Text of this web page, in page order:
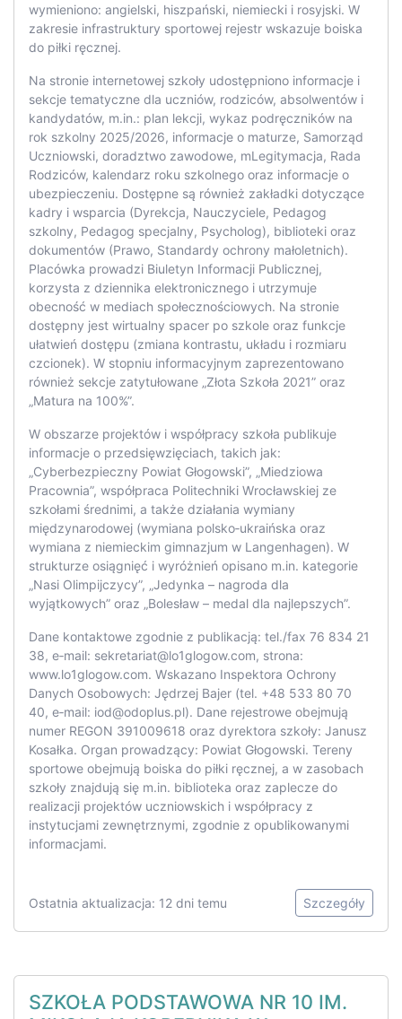
wymieniono: angielski, hiszpański, niemiecki i rosyjski. W
zakresie infrastruktury sportowej rejestr wskazuje boiska
do piłki ręcznej.
Na stronie internetowej szkoły udostępniono informacje i
sekcje tematyczne dla uczniów, rodziców, absolwentów i
kandydatów, m.in.: plan lekcji, wykaz podręczników na
rok szkolny 2025/2026, informacje o maturze, Samorząd
Uczniowski, doradztwo zawodowe, mLegitymacja, Rada
Rodziców, kalendarz roku szkolnego oraz informacje o
ubezpieczeniu. Dostępne są również zakładki dotyczące
kadry i wsparcia (Dyrekcja, Nauczyciele, Pedagog
szkolny, Pedagog specjalny, Psycholog), biblioteki oraz
dokumentów (Prawo, Standardy ochrony małoletnich).
Placówka prowadzi Biuletyn Informacji Publicznej,
korzysta z dziennika elektronicznego i utrzymuje
obecność w mediach społecznościowych. Na stronie
dostępny jest wirtualny spacer po szkole oraz funkcje
ułatwień dostępu (zmiana kontrastu, układu i rozmiaru
czcionek). W stopniu informacyjnym zaprezentowano
również sekcje zatytułowane „Złota Szkoła 2021” oraz
„Matura na 100%”.
W obszarze projektów i współpracy szkoła publikuje
informacje o przedsięwzięciach, takich jak:
„Cyberbezpieczny Powiat Głogowski”, „Miedziowa
Pracownia”, współpraca Politechniki Wrocławskiej ze
szkołami średnimi, a także działania wymiany
międzynarodowej (wymiana polsko‑ukraińska oraz
wymiana z niemieckim gimnazjum w Langenhagen). W
strukturze osiągnięć i wyróżnień opisano m.in. kategorie
„Nasi Olimpijczycy”, „Jedynka – nagroda dla
wyjątkowych” oraz „Bolesław – medal dla najlepszych”.
Dane kontaktowe zgodnie z publikacją: tel./fax 76 834 21
38, e‑mail: sekretariat@lo1glogow.com, strona:
www.lo1glogow.com. Wskazano Inspektora Ochrony
Danych Osobowych: Jędrzej Bajer (tel. +48 533 80 70
40, e‑mail: iod@odoplus.pl). Dane rejestrowe obejmują
numer REGON 391009618 oraz dyrektora szkoły: Janusz
Kosałka. Organ prowadzący: Powiat Głogowski. Tereny
sportowe obejmują boiska do piłki ręcznej, a w zasobach
szkoły znajdują się m.in. biblioteka oraz zaplecze do
realizacji projektów uczniowskich i współpracy z
instytucjami zewnętrznymi, zgodnie z opublikowanymi
informacjami.
Ostatnia aktualizacja: 12 dni temu Szczegóły
SZKOŁA PODSTAWOWA NR 10 IM.